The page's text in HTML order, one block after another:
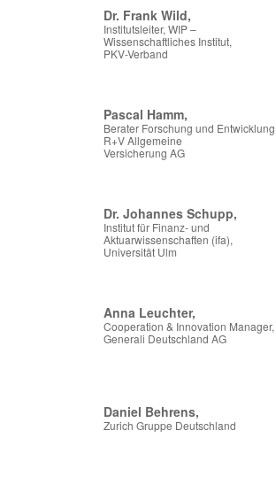
Dr. Frank Wild,
Institutsleiter, WIP –
Wissenschaftliches Institut,
PKV-Verband
Pascal Hamm,
Berater Forschung und Entwicklung,
R+V Allgemeine
Versicherung AG
Dr. Johannes Schupp,
Institut für Finanz- und
Aktuarwissenschaften (ifa),
Universität Ulm
Anna Leuchter,
Cooperation & Innovation Manager,
Generali Deutschland AG
Daniel Behrens,
Zurich Gruppe Deutschland